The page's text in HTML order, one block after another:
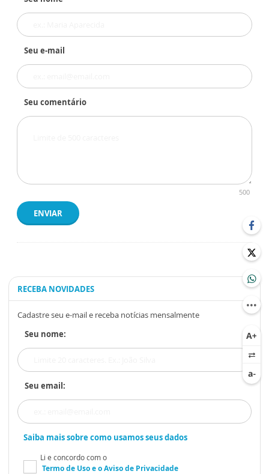
Seu e-mail
Seu comentário
500
ENVIAR
RECEBA NOVIDADES
Cadastre seu e-mail e receba notícias mensalmente
Seu nome:
Seu email:
Saiba mais sobre como usamos seus dados
Li e concordo com o
Termo de Usoe oAviso de Privacidade